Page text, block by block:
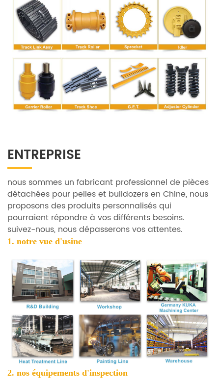
ENTREPRISE
nous sommes un fabricant professionnel de pièces
détachées pour pelles et bulldozers en Chine, nous
proposons des produits personnalisés qui
pourraient répondre à vos différents besoins.
suivez-nous, nous dépasserons vos attentes.
1. notre vue d'usine
2. nos équipements d'inspection